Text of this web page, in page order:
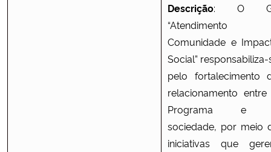
Descrição: O
“Atendimento
Comunidade e
Social” responsabiliza-
pelo fortalecimento
relacionamento
Programa e
sociedade, por meio
iniciativas que